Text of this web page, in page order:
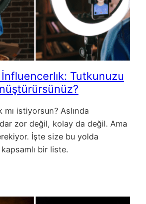
Tutkunuzu
istiyorsun? Aslında
zor değil, kolay da değil. Ama
İşte size bu yolda
bir liste.